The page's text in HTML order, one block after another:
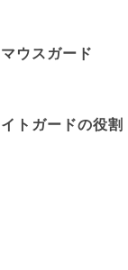
ウスガード
トガードの役割